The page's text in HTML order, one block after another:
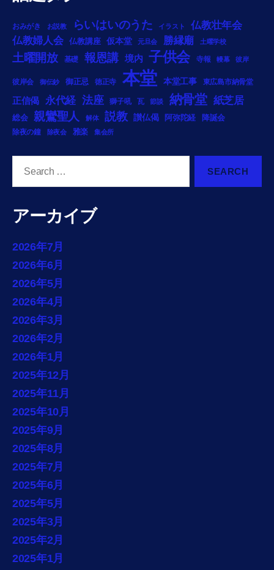
おみがき お説教 らいはいのうた イラスト
仏教壮年会
仏教婦人会
仏教講座 仮本堂 元旦会 勝縁廟 土曜学校
土曜開放 基礎 報恩講 境内 子供会 寺報 幔幕 彼岸
彼岸会 御伝鈔 御正忌 徳正寺 本堂 本堂工事 東広島市納骨堂
正信偈 永代経 法座 獅子吼 瓦 節談 納骨堂 紙芝居
総会 親鸞聖人 解体 説教 讃仏偈 阿弥陀経 降誕会
除夜の鐘 除夜会 雅楽 集会所
アーカイブ
2026年7月
2026年6月
2026年5月
2026年4月
2026年3月
2026年2月
2026年1月
2025年12月
2025年11月
2025年10月
2025年9月
2025年8月
2025年7月
2025年6月
2025年5月
2025年3月
2025年2月
2025年1月